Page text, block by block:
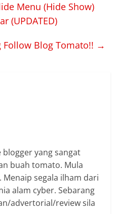
Menu (Hide Show)
(UPDATED)
Follow Blog Tomato!! →
yang sangat
buah tomato. Mula
Menaip segala ilham dari
alam cyber. Sebarang
advertorial/review sila